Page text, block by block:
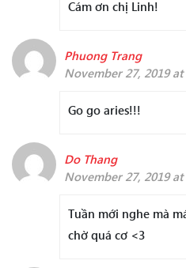
Cám ơn chị Linh!
Phuong Trang
November 27, 2019
Go go aries!!!
Do Thang
November 27, 2019
Tuần mới nghe mà
chờ quá cơ <3